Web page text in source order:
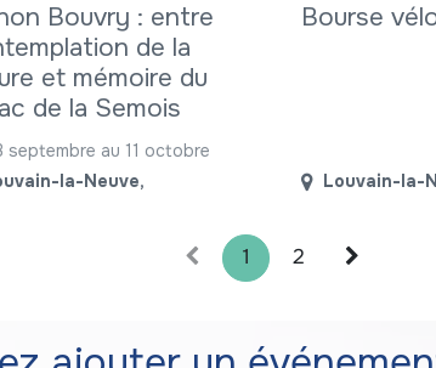
Bouvry : entre
de la
et mémoire du
de la Semois
septembre au 11 octobre
la-Neuve,
Bourse
Louvain-la-
1 2